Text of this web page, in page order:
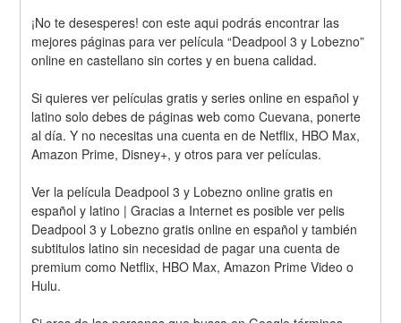
¡No te desesperes! con este aqui podrás encontrar las
mejores páginas para ver película “Deadpool 3 y Lobezno”
online en castellano sin cortes y en buena calidad.
Si quieres ver películas gratis y series online en español y
latino solo debes de páginas web como Cuevana, ponerte
al día. Y no necesitas una cuenta en de Netflix, HBO Max,
Amazon Prime, Disney+, y otros para ver películas.
Ver la película Deadpool 3 y Lobezno online gratis en
español y latino | Gracias a Internet es posible ver pelis
Deadpool 3 y Lobezno gratis online en español y también
subtitulos latino sin necesidad de pagar una cuenta de
premium como Netflix, HBO Max, Amazon Prime Video o
Hulu.